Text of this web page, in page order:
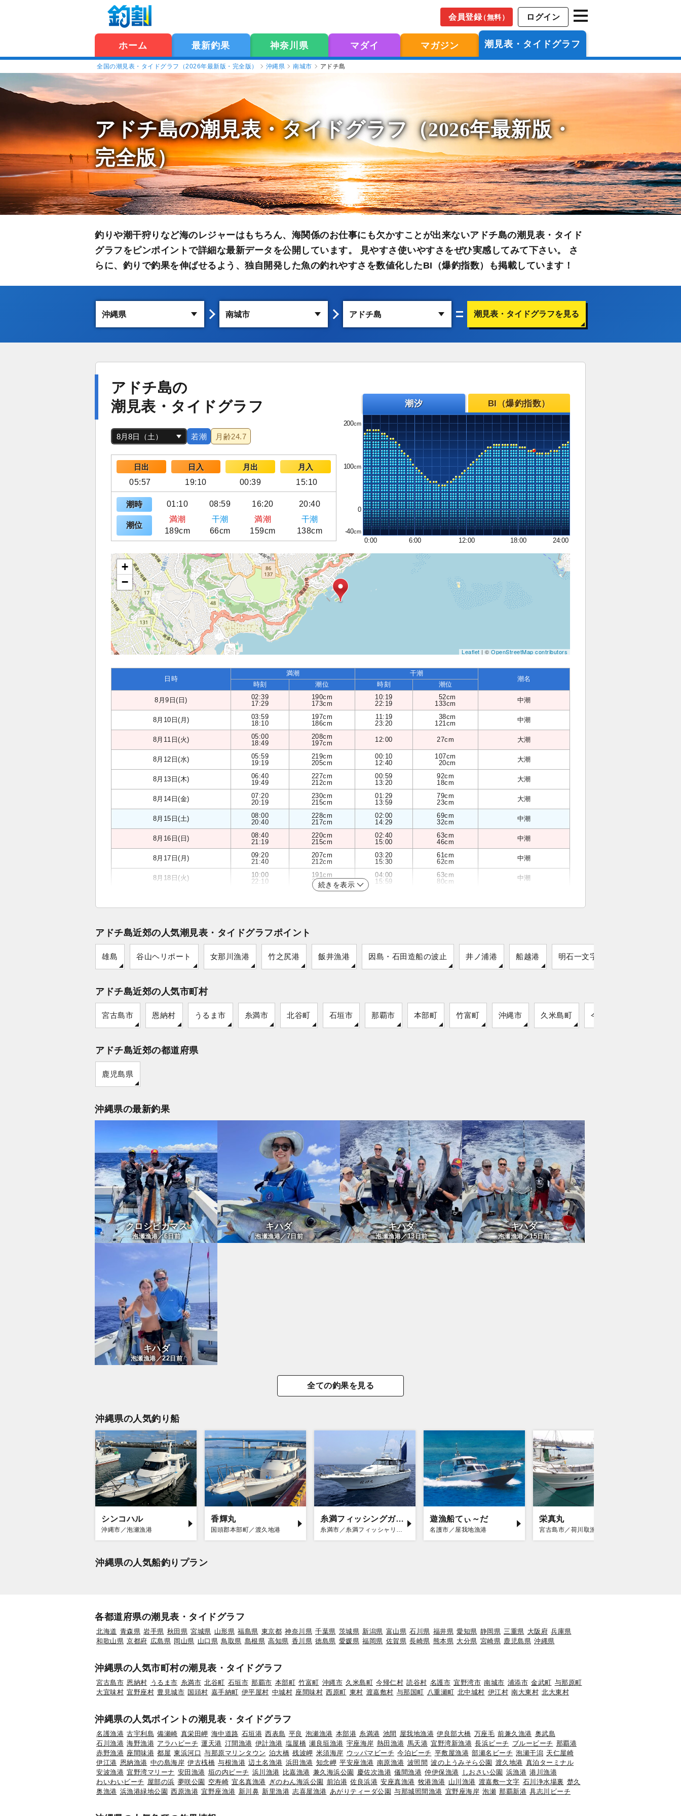
会員登録（無料） ログイン
ホーム 最新釣果 神奈川県 マダイ マガジン 潮見表・タイドグラフ
全国の潮見表・タイドグラフ（2026年最新版・完全版） 沖縄県 南城市 アドチ島
アドチ島の潮見表・タイドグラフ（2026年最新版・
完全版）
釣りや潮干狩りなど海のレジャーはもちろん、海関係のお仕事にも欠かすことが出来ないアドチ島の潮見表・タイド
グラフをピンポイントで詳細な最新データを公開しています。 見やすさ使いやすさをぜひ実感してみて下さい。 さ
らに、釣りで釣果を伸ばせるよう、独自開発した魚の釣れやすさを数値化したBI（爆釣指数）も掲載しています！
潮見表・タイドグラフを見る
アドチ島の
潮見表・タイドグラフ
若潮 月齢24.7
日出 日入 月出
月入
05:57
19:10 00:39 15:10
潮時 01:10 08:59 16:20 20:40
潮位
満潮 干潮 満潮
干潮
189cm
66cm 159cm 138cm
潮汐 BI（爆釣指数）
200
100
0
-40
0:00
6:00 12:00 18:00 24:00
+
−
Leaflet| ©OpenStreetMap contributors
日時
満潮 干潮
潮名
時刻 潮位 時刻 潮位
8月9日(日)
02:39
17:29
190cm
173cm
10:19
22:19
52cm
133cm
中潮
8月10日(月)
03:59
18:10
197cm
186cm
11:19
23:20
38cm
121cm
中潮
8月11日(火)
05:00
18:49
208cm
197cm
12:00 27cm 大潮
8月12日(水)
05:59
19:19
219cm
205cm
00:10
12:40
107cm
20cm
大潮
8月13日(木)
06:40
19:49
227cm
212cm
00:59
13:20
92cm
18cm
大潮
8月14日(金)
07:20
20:19
230cm
215cm
01:29
13:59
79cm
23cm
大潮
8月15日(土)
08:00
20:40
228cm
217cm
02:00
14:29
69cm
32cm
中潮
8月16日(日)
08:40
21:19
220cm
215cm
02:40
15:00
63cm
46cm
中潮
8月17日(月)
09:20
21:40
207cm
212cm
03:20
15:30
61cm
62cm
中潮
8月18日(火)
10:00
22:10
191cm
206cm
04:00
15:59
63cm
80cm
中潮
続きを表示
アドチ島近郊の人気潮見表・タイドグラフポイント
雄島 谷山ヘリポート 女那川漁港 竹之尻港 飯井漁港 因島・石田造船の波止 井ノ浦港 船越港 明石一文字
アドチ島近郊の人気市町村
宮古島市 恩納村 うるま市 糸満市 北谷町 石垣市 那覇市 本部町 竹富町 沖縄市 久米島町 今帰仁村
アドチ島近郊の都道府県
鹿児島県
沖縄県の最新釣果
クロシビカマス
泡瀬漁港／6日前
キハダ
泡瀬漁港／7日前
キハダ
泡瀬漁港／13日前
キハダ
泡瀬漁港／15日前
キハダ
泡瀬漁港／22 日前
全ての釣果を見る
沖縄県の人気釣り船
シンコハル
沖縄市／泡瀬漁港
香輝丸
国頭郡本部町／渡久地港
糸満フィッシングガイド 龍神丸
糸満市／糸満フィッシャリーナ
遊漁船てぃ～だ
名護市／屋我地漁港
栄真丸
宮古島市／荷川取漁港
沖縄県の人気船釣りプラン
各都道府県の潮見表・タイドグラフ
北海道 青森県 岩手県 秋田県 宮城県 山形県 福島県 東京都 神奈川県 千葉県 茨城県 新潟県 富山県 石川県 福井県 愛知県 静岡県 三重県 大阪府 兵庫県
和歌山県 京都府 広島県 岡山県 山口県 鳥取県 島根県 高知県 香川県 徳島県 愛媛県 福岡県 佐賀県 長崎県 熊本県 大分県 宮崎県 鹿児島県 沖縄県
沖縄県の人気市町村の潮見表・タイドグラフ
宮古島市 恩納村 うるま市 糸満市 北谷町 石垣市 那覇市 本部町 竹富町 沖縄市 久米島町 今帰仁村 読谷村 名護市 宜野湾市 南城市 浦添市 金武町 与那原町
大宜味村 宜野座村 豊見城市 国頭村 嘉手納町 伊平屋村 中城村 座間味村 西原町 東村 渡嘉敷村 与那国町 八重瀬町 北中城村 伊江村 南大東村 北大東村
沖縄県の人気ポイントの潮見表・タイドグラフ
名護漁港 古宇利島 備瀬崎 真栄田岬 海中道路 石垣港 西表島 平良 泡瀬漁港 本部港 糸満港 池間 屋我地漁港 伊良部大橋 万座毛 前兼久漁港 奥武島
石川漁港 海野漁港 アラハビーチ 運天港 汀間漁港 伊計漁港 塩屋橋 瀬良垣漁港 宇座海岸 熱田漁港 馬天港 宜野湾新漁港 長浜ビーチ ブルービーチ 那覇港
赤野漁港 座間味港 都屋 東浜河口 与那原マリンタウン 泊大橋 残波岬 米須海岸 ウッパマビーチ 今泊ビーチ 平敷屋漁港 部瀬名ビーチ 泡瀬干潟 天仁屋崎
伊江港 恩納漁港 中の島海岸 伊古桟橋 与根漁港 辺土名漁港 浜田漁港 知念岬 平安座漁港 南原漁港 波照間 波の上うみそら公園 渡久地港 真泊ターミナル
安波漁港 宜野湾マリーナ 安田漁港 垣の内ビーチ 浜川漁港 比嘉漁港 兼久海浜公園 慶佐次漁港 儀間漁港 仲伊保漁港 しおさい公園 浜漁港 港川漁港
わいわいビーチ 屋部の浜 夢咲公園 空寿崎 宜名真漁港 ぎのわん海浜公園 前泊港 佐良浜港 安座真漁港 牧港漁港 山川漁港 渡嘉敷一文字 石川浄水場裏 楚久
奥漁港 浜漁港緑地公園 西原漁港 宜野座漁港 新川鼻 新里漁港 志喜屋漁港 あがりティーダ公園 与那城照間漁港 宜野座海岸 泡瀬 那覇新港 具志川ビーチ